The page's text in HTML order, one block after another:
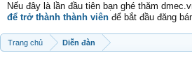
Nếu đây là lần đầu tiên bạn ghé thăm
để trở thành thành viên để bắt đầu đăng
Trang chủ Diễn đàn